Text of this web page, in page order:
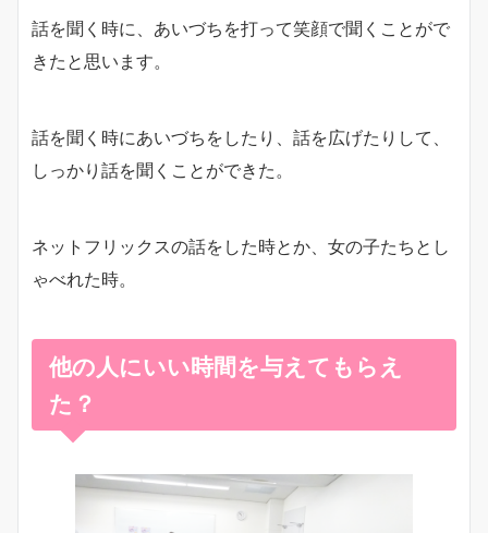
話を聞く時に、あいづちを打って笑顔で聞くことがで
きたと思います。
話を聞く時にあいづちをしたり、話を広げたりして、
しっかり話を聞くことができた。
ネットフリックスの話をした時とか、女の子たちとし
ゃべれた時。
他の人にいい時間を与えてもらえ
た？